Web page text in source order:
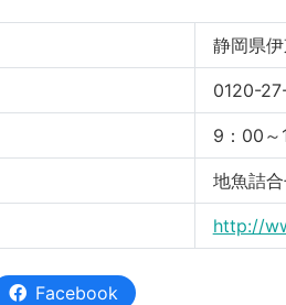
静岡県
0120-
9：00
地魚詰
http://
Facebook